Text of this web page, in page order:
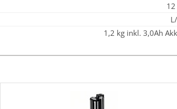
12
1,2 kg inkl. 3,0Ah